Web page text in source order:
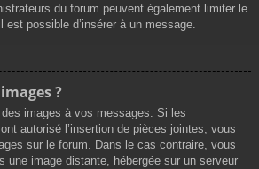
du forum peuvent également limiter le
est possible d’insérer à un message.
?
images à vos messages. Si les
autorisé l’insertion de pièces jointes, vous
sur le forum. Dans le cas contraire, vous
une image distante, hébergée sur un serveur